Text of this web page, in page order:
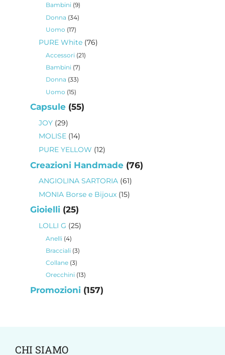
Bambini 99
prodotti
Donna 3434
Uomo 1717
prodotti
PURE White 7676
Accessori 2121
Bambini 77
prodotti
Donna 3333
Uomo 1515
Capsule 5555
JOY 2929
prodotti
MOLISE 1414
prodotti
PURE YELLOW 1212
Creazioni Handmade 7676
ANGIOLINA SARTORIA 6161
MONIA Borse e Bijoux 1515
Gioielli 2525
prodotti
LOLLI G 2525
Anelli 44
prodotti
Bracciali 33
Collane 33
prodotti
Orecchini 1313
Promozioni 157157
CHI SIAMO